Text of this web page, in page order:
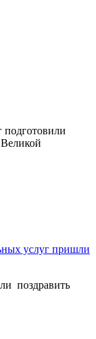
подготовили
услуг пришли
поздравить